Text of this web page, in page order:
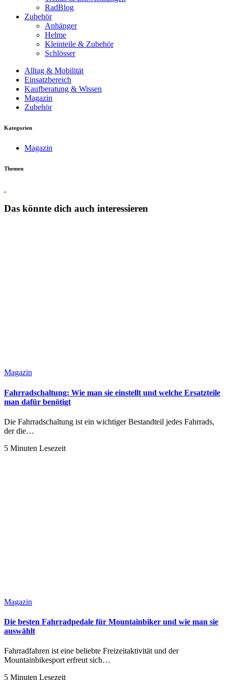
RadBlog
Zubehör
Anhänger
Helme
Kleinteile & Zubehör
Schlösser
Alltag & Mobilität
Einsatzbereich
Kaufberatung & Wissen
Magazin
Zubehör
Kategorien
Magazin
Themen
Das könnte dich auch interessieren
Magazin
Fahrradschaltung: Wie man sie einstellt und welche Ersatzteile
man dafür benötigt
Die Fahrradschaltung ist ein wichtiger Bestandteil jedes Fahrrads,
der die…
5 Minuten Lesezeit
Magazin
Die besten Fahrradpedale für Mountainbiker und wie man sie
auswählt
Fahrradfahren ist eine beliebte Freizeitaktivität und der
Mountainbikesport erfreut sich…
5 Minuten Lesezeit